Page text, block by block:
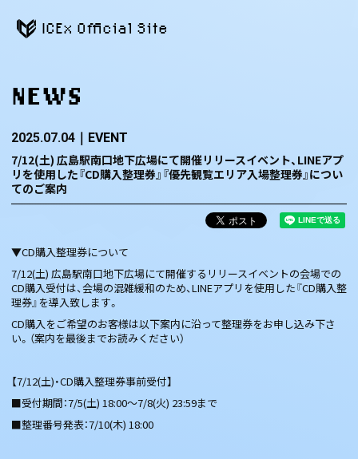
ICEx Official Site
NEWS
2025.07.04 EVENT
7/12(土) 広島駅南口地下広場にて開催リリースイベント、LINEアプ
リを使用した『CD購入整理券』『優先観覧エリア入場整理券』につい
てのご案内
▼CD購入整理券について
7/12(土) 広島駅南口地下広場にて開催するリリースイベントの会場での
CD購入受付は、会場の混雑緩和のため、LINEアプリを使用した『CD購入整
理券』を導入致します。
CD購入をご希望のお客様は以下案内に沿って整理券をお申し込み下さ
い。（案内を最後までお読みください）
【7/12(土)・CD購入整理券事前受付】
■受付期間：7/5(土) 18:00～7/8(火) 23:59まで
■整理番号発表：7/10(木) 18:00